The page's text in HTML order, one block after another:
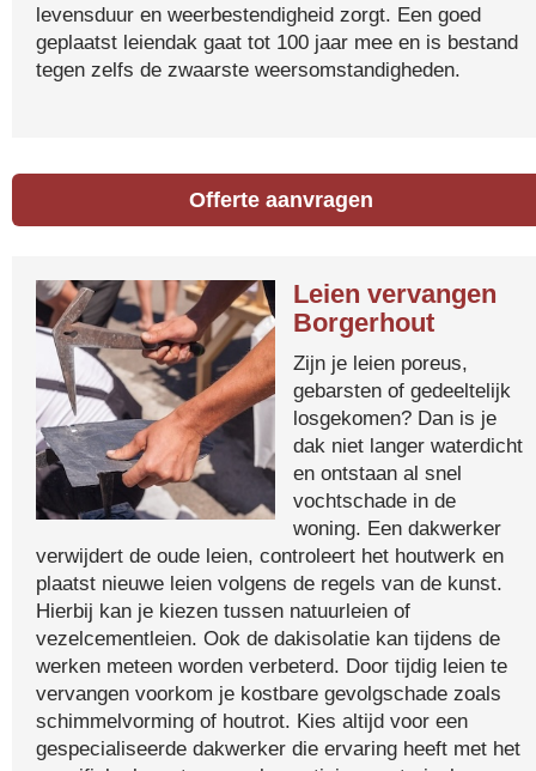
levensduur en weerbestendigheid zorgt. Een goed
geplaatst leiendak gaat tot 100 jaar mee en is bestand
tegen zelfs de zwaarste weersomstandigheden.
Offerte aanvragen
Leien vervangen
Borgerhout
Zijn je leien poreus,
gebarsten of gedeeltelijk
losgekomen? Dan is je
dak niet langer waterdicht
en ontstaan al snel
vochtschade in de
woning. Een dakwerker
verwijdert de oude leien, controleert het houtwerk en
plaatst nieuwe leien volgens de regels van de kunst.
Hierbij kan je kiezen tussen natuurleien of
vezelcementleien. Ook de dakisolatie kan tijdens de
werken meteen worden verbeterd. Door tijdig leien te
vervangen voorkom je kostbare gevolgschade zoals
schimmelvorming of houtrot. Kies altijd voor een
gespecialiseerde dakwerker die ervaring heeft met het